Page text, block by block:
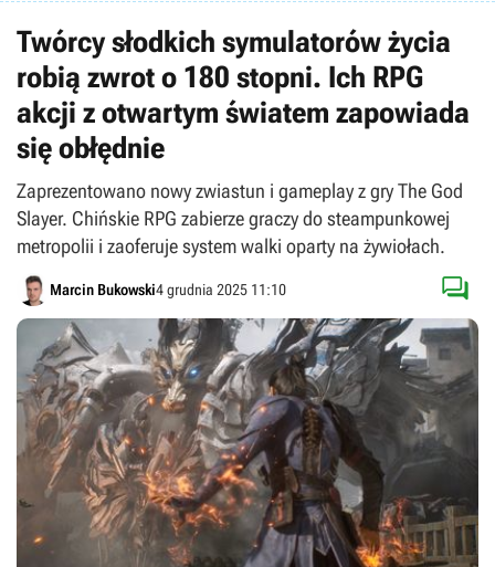
Twórcy słodkich symulatorów życia
robią zwrot o 180 stopni. Ich RPG
akcji z otwartym światem zapowiada
się obłędnie
Zaprezentowano nowy zwiastun i gameplay z gry The God
Slayer. Chińskie RPG zabierze graczy do steampunkowej
metropolii i zaoferuje system walki oparty na żywiołach.
Marcin Bukowski4 grudnia 2025 11:10 